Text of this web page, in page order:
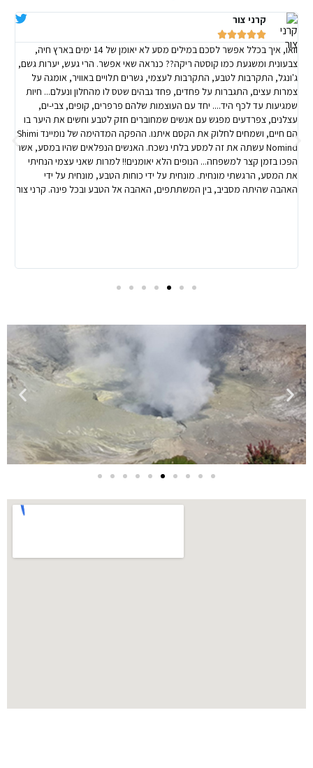
קרני צור





וואו, איך בכלל אפשר לסכם במילים מסע לא יאומן של 14 ימים בארץ חיה,
צבעונית ומשגעת כמו קוסטה ריקה?? כנראה שאי אפשר. הרי געש, יערות גשם,
ג'ונגל, התקרבות לטבע, התקרבות לעצמי, גשרים תלויים באוויר, אומגה על
צמרות עצים, התגברות על פחדים, פחד גבהים שטס לו מהחלון ונעלם... חיות
שמגיעות עד לכף היד.... יחד עם העוצמות שלהם פרפרים, קופים, צבי-ים,
עצלנים, צפרדעים מפגש עם אנשים שמחוברים חזק לטבע וחשים את היער בו
הם חיים, ושמחים לחלוק את הקסם איתנו. ההפקה המדהימה של נומיינד Shimi
Nomind עשתה את זה למסע בלתי נשכח. האנשים הנפלאים שהיו במסע, אשר
הפכו בזמן קצר למשפחה... הנופים הלא יאומנים!! למרות שאני עצמי הנחיתי
את המסע, הרגשתי מונחית. מונחית על ידי כוחות הטבע, מונחית על ידי
האהבה שהיתה מסביב, בין המשתתפים, האהבה אל הטבע ובכל פינה. קרני צור